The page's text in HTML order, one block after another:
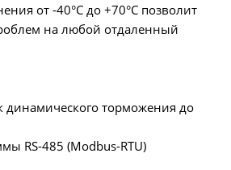
от -40°C до +70°C позволит
на любой отдаленный
торможения до
RS-485 (Modbus-RTU)